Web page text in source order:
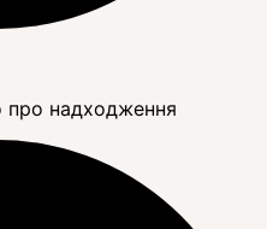
про надходження